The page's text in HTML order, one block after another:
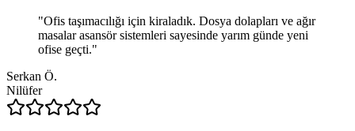
"Ofis taşımacılığı için kiraladık. Dosya dolapları ve ağır
masalar asansör sistemleri sayesinde yarım günde yeni
ofise geçti."
Serkan Ö.
Nilüfer